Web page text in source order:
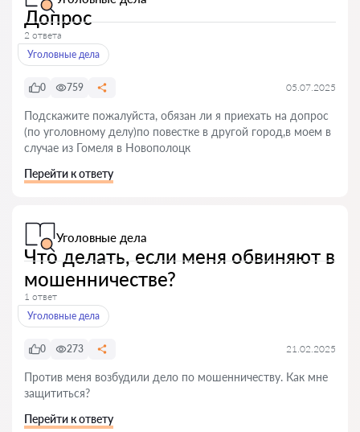
Допрос
2 ответа
Уголовные дела
0 759 05.07.2025
Подскажите пожалуйста, обязан ли я приехать на допрос
(по уголовному делу)по повестке в другой город,в моем в
случае из Гомеля в Новополоцк
Перейти к ответу
Уголовные дела
Что делать, если меня обвиняют в
мошенничестве?
1 ответ
Уголовные дела
0 273 21.02.2025
Против меня возбудили дело по мошенничеству. Как мне
защититься?
Перейти к ответу